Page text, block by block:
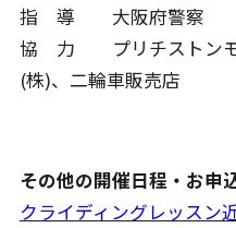
指 導 大阪府警察
協 力 プリチストンモ
(株)、二輪車販売店
その他の開催日程・お申
クライディングレッスン近